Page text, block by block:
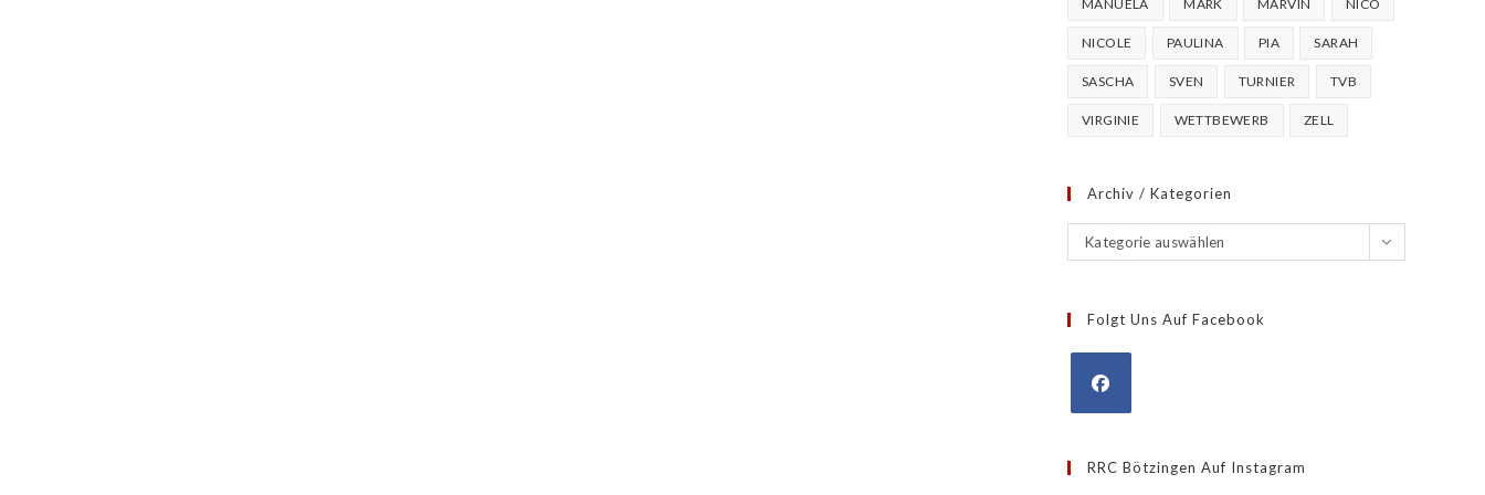
MANUELA MARK MARVIN NICO
NICOLE PAULINA PIA SARAH
SASCHA SVEN TURNIER TVB
VIRGINIE WETTBEWERB ZELL
Archiv / Kategorien
Archiv
/
Kategorie auswählen
Folgt Uns Auf Facebook
a
RRC Bötzingen Auf Instagram